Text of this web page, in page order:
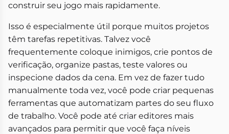
construir seu jogo mais rapidamente.
Isso é especialmente útil porque muitos projetos
têm tarefas repetitivas. Talvez você
frequentemente coloque inimigos, crie pontos de
verificação, organize pastas, teste valores ou
inspecione dados da cena. Em vez de fazer tudo
manualmente toda vez, você pode criar pequenas
ferramentas que automatizam partes do seu fluxo
de trabalho. Você pode até criar editores mais
avançados para permitir que você faça níveis